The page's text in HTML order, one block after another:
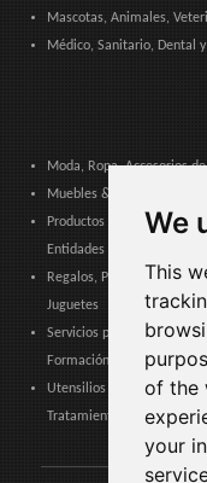
We
This
of the
your
Mascotas, Animales,
Médico, Sanitario, Dental
Moda, Ropa, Accesorios
Muebles & Decoración,
Productos & Servicios
Entidades Locales
Regalos, Papelería,
Juguetes
Servicios para empresas,
Formación
Utensilios del hogar,
Tratamiento de Agua